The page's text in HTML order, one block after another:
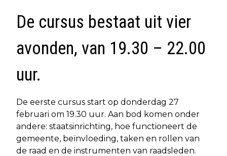
De cursus bestaat uit vier
avonden, van 19.30 – 22.00
uur.
De eerste cursus start op donderdag 27
februari om 19.30 uur. Aan bod komen onder
andere: staatsinrichting, hoe functioneert de
gemeente, beïnvloeding, taken en rollen van
de raad en de instrumenten van raadsleden.